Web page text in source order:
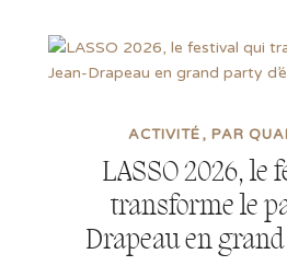
LASSO 2026, le
transforme le
Drapeau en
ACTIVITÉ PAR